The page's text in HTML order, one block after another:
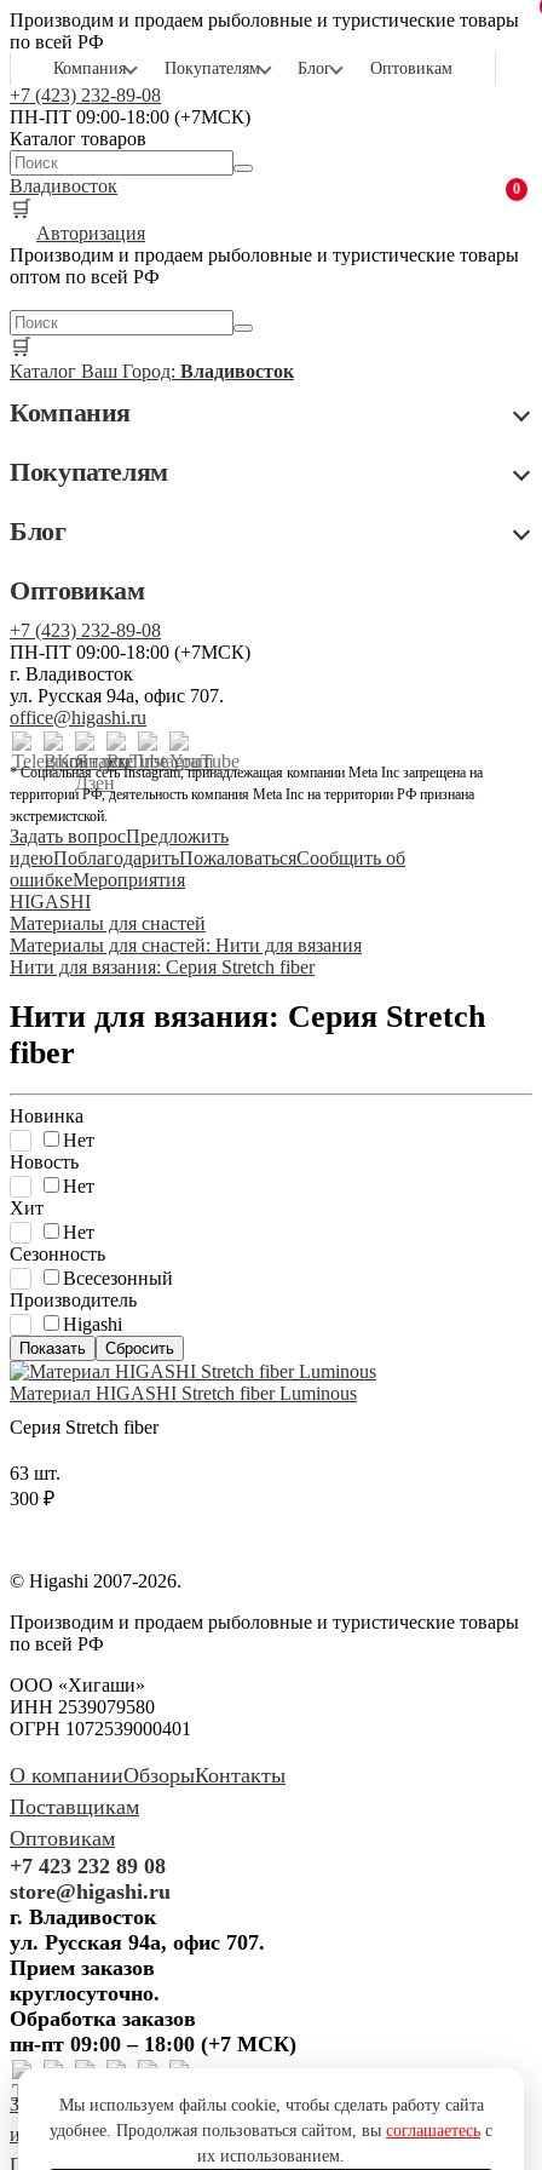
Производим и продаем рыболовные и туристические товары
по всей РФ
Компания Покупателям Блог Оптовикам
+7 (423) 232-89-08
ПН-ПТ 09:00-18:00 (+7МСК)
Каталог товаров
Владивосток
🛒
0
Авторизация
Производим и продаем рыболовные и туристические товары
оптом по всей РФ
🛒
Каталог Ваш Город: Владивосток
Компания
Покупателям
Блог
Оптовикам
+7 (423) 232-89-08
ПН-ПТ 09:00-18:00 (+7МСК)
г. Владивосток
ул. Русская 94а, офис 707.
office@higashi.ru
* Социальная сеть Instagram, принадлежащая компании Meta Inc запрещена на
территории РФ, деятельность компания Meta Inc на территории РФ признана
экстремистской.
Задать вопросПредложить
идеюПоблагодаритьПожаловатьсяСообщить об
ошибкеМероприятия
HIGASHI
Материалы для снастей
Материалы для снастей: Нити для вязания
Нити для вязания: Серия Stretch fiber
Нити для вязания: Серия Stretch
fiber
Новинка
Нет
Новость
Нет
Хит
Нет
Сезонность
Всесезонный
Производитель
Higashi
Материал HIGASHI Stretch fiber Luminous
Серия Stretch fiber
63 шт.
300 ₽
© Higashi 2007-2026.
Производим и продаем рыболовные и туристические товары
по всей РФ
ООО «Хигаши»
ИНН 2539079580
ОГРН 1072539000401
О компанииОбзорыКонтакты
Поставщикам
Оптовикам
+7 423 232 89 08
store@higashi.ru
г. Владивосток
ул. Русская 94а, офис 707.
Прием заказов
круглосуточно.
Обработка заказов
пн-пт 09:00 – 18:00 (+7 МСК)
Задать вопросПредложить
идеюПоблагодаритьПожаловаться Сообщить об ошибке
Политика конфиденциальностиСогласие на обработку ПД
Мы используем файлы cookie, чтобы сделать работу сайта
удобнее. Продолжая пользоваться сайтом, вы соглашаетесь с
их использованием.